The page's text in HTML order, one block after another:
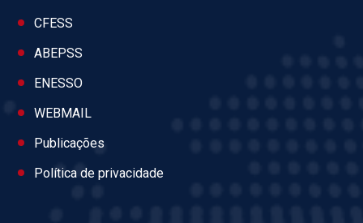
CFESS
ABEPSS
ENESSO
WEBMAIL
Publicações
Política de privacidade